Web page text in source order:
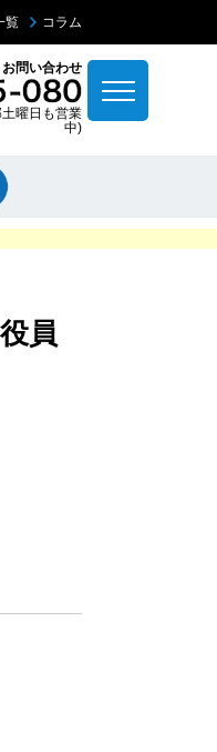
覧 コラム
問い合わせ
曜日も営業
中)
員